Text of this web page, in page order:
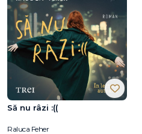
Să nu râzi :((
Raluca Feher